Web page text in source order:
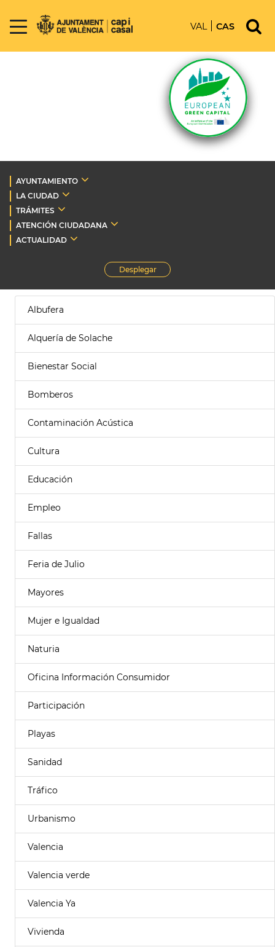
VAL CAS
AYUNTAMIENTO
LA CIUDAD
TRÁMITES
ATENCIÓN CIUDADANA
ACTUALIDAD
Desplegar
Albufera
Alquería de Solache
Bienestar Social
Bomberos
Contaminación Acústica
Cultura
Educación
Empleo
Fallas
Feria de Julio
Mayores
Mujer e Igualdad
Naturia
Oficina Información Consumidor
Participación
Playas
Sanidad
Tráfico
Urbanismo
Valencia
Valencia verde
Valencia Ya
Vivienda